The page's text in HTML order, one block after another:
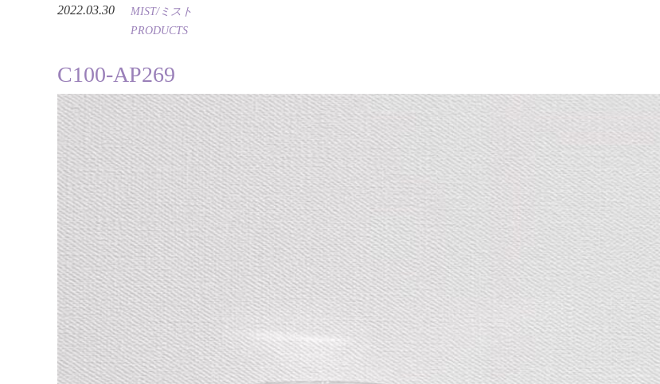
2022.03.30
MIST/ミスト
PRODUCTS
C100-AP269